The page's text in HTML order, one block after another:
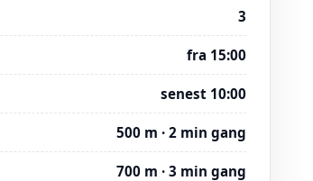
3
fra 15:00
senest 10:00
500 m · 2 min gang
700 m · 3 min gang